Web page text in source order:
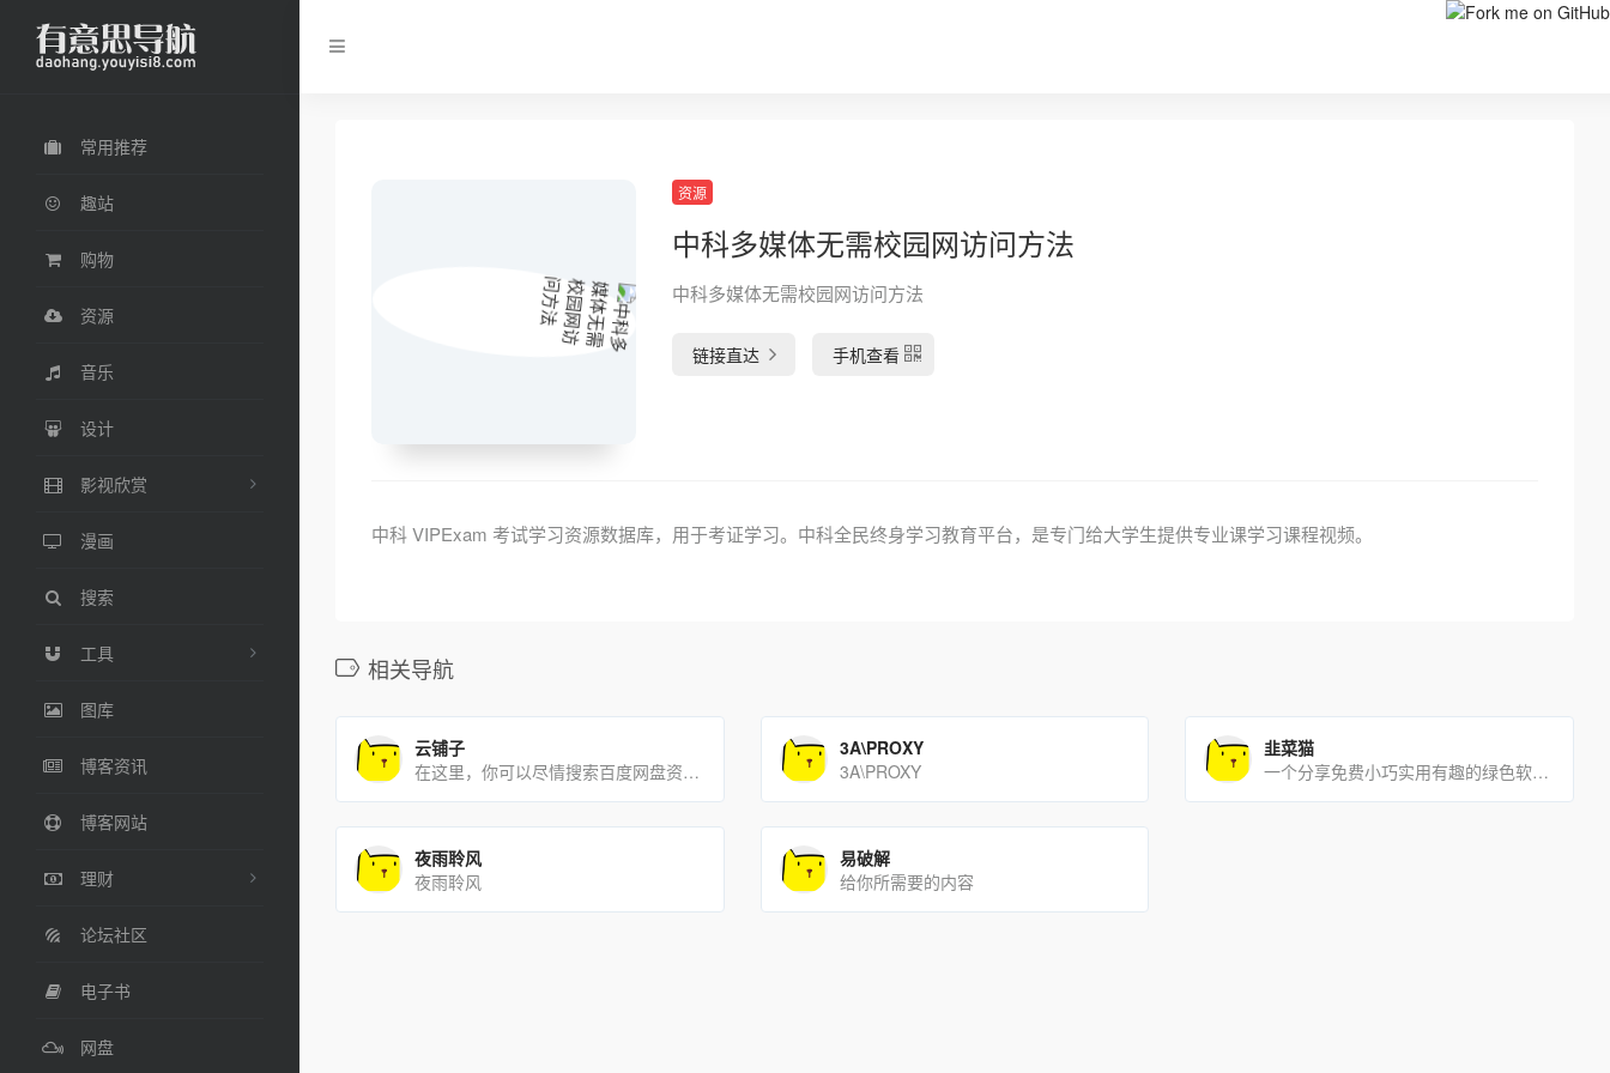
常用推荐
趣站
购物
资源
音乐
设计
影视欣赏
漫画
搜索
工具
图库
博客资讯
博客网站
理财
论坛社区
电子书
网盘
资源
中科多媒体无需校园网访问方法
中科多媒体无需校园网访问方法
链接直达 手机查看
中科 VIPExam 考试学习资源数据库，用于考证学习。中科全民终身学习教育平台，是专门给大学生提供专业课学习课程视频。
相关导航
云铺子
在这里，你可以尽情搜索百度网盘资源。
3A\PROXY
3A\PROXY
韭菜猫
一个分享免费小巧实用有趣的绿色软件库平台,网站收集整站源码,博客模板,建站教程,网站模板,素材,网站及短视频运[…]
夜雨聆风
夜雨聆风
易破解
给你所需要的内容